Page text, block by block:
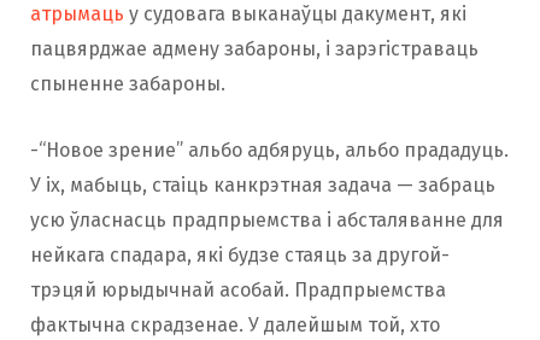
атрымаць у судовага выканаўцы дакумент, які
пацвярджае адмену забароны, і зарэгістраваць
спыненне забароны.
-“Новое зрение” альбо адбяруць, альбо прададуць.
У іх, мабыць, стаіць канкрэтная задача — забраць
усю ўласнасць прадпрыемства і абсталяванне для
нейкага спадара, які будзе стаяць за другой-
трэцяй юрыдычнай асобай. Прадпрыемства
фактычна скрадзенае. У далейшым той, хто